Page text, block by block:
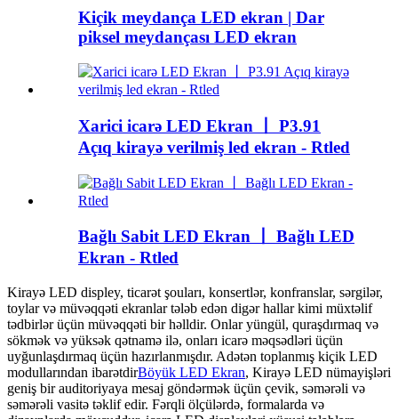
Kiçik meydança LED ekran | Dar
piksel meydançası LED ekran
Xarici icarə LED Ekran 丨 P3.91
Açıq kirayə verilmiş led ekran - Rtled
Bağlı Sabit LED Ekran 丨 Bağlı LED
Ekran - Rtled
Kirayə LED displey, ticarət şouları, konsertlər, konfranslar, sərgilər,
toylar və müvəqqəti ekranlar tələb edən digər hallar kimi müxtəlif
tədbirlər üçün müvəqqəti bir həlldir. Onlar yüngül, quraşdırmaq və
sökmək və yüksək qətnamə ilə, onları icarə məqsədləri üçün
uyğunlaşdırmaq üçün hazırlanmışdır. Adətən toplanmış kiçik LED
modullarından ibarətdirBöyük LED Ekran, Kirayə LED nümayişləri
geniş bir auditoriyaya mesaj göndərmək üçün çevik, səmərəli və
səmərəli vasitə təklif edir. Fərqli ölçülərdə, formalarda və